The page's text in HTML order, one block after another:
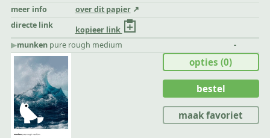
meer info
over dit papier
directe link
kopieer link
▶︎munken pure rough medium -
opties(0)
bestel
maak favoriet